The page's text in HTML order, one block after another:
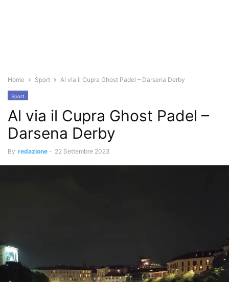
Home Sport Al via il Cupra Ghost Padel – Darsena Derby
Sport
Al via il Cupra Ghost Padel –
Darsena Derby
By redazione - 22 Settembre 2023